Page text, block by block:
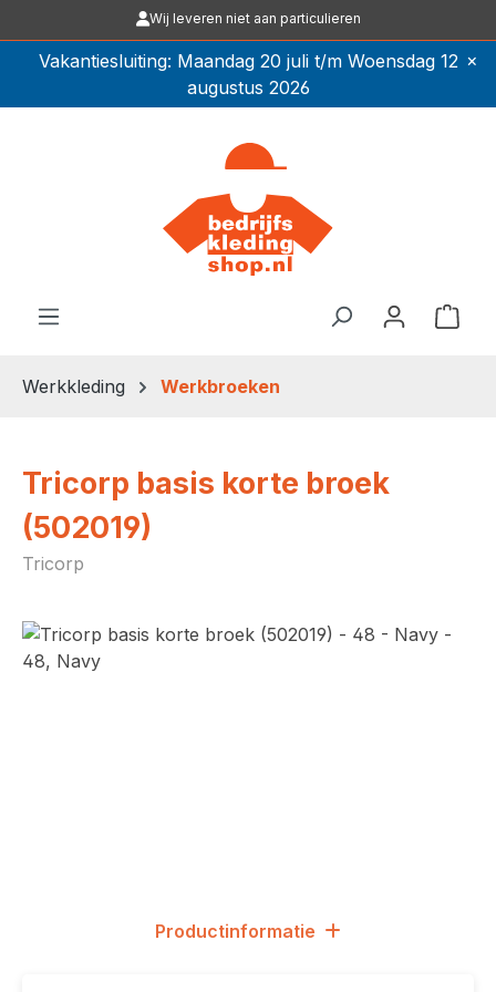
Ga naar de hoofdinhoudWij leveren niet aan particulieren
Vakantiesluiting: Maandag 20 juli t/m Woensdag 12
augustus 2026
×
Werkkleding Werkbroeken
Tricorp basis korte broek
(502019)
Tricorp
Afbeeldingengalerij overslaan
Productinformatie